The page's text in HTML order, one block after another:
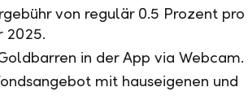
von regulär 0.5 Prozent pro
2025.
in der App via Webcam.
mit hauseigenen und